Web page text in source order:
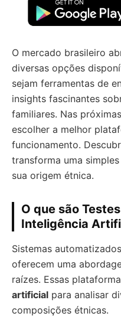
O mercado brasileiro
diversas opções
sejam ferramentas de
insights fascinantes
familiares. Nas
escolher a melhor
funcionamento.
transforma uma
sua origem étnica.
O que são
Inteligência
Sistemas
oferecem uma
raízes. Essas
artificial para analisar
composições étnicas.